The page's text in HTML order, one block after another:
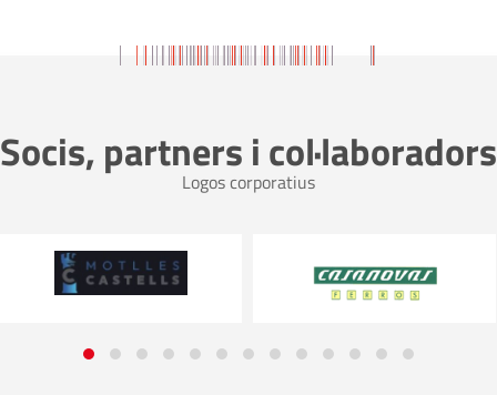
Socis, partners i col·laboradors
Logos corporatius